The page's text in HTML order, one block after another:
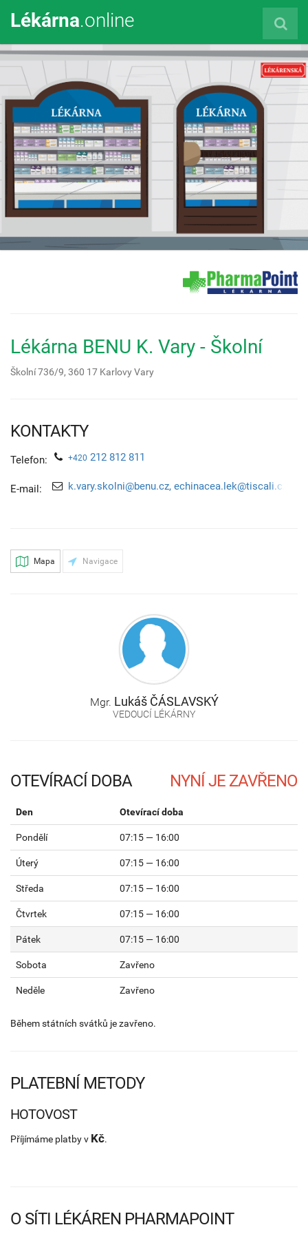
Lékárna.online
Lékárna BENU K. Vary - Školní
Školní 736/9, 360 17 Karlovy Vary
KONTAKTY
Telefon: +420 212 812 811
E-mail: k.vary.skolni@benu.cz, echinacea.lek@tiscali.cz
Mapa Navigace
Mgr. Lukáš ČÁSLAVSKÝ
VEDOUCÍ LÉKÁRNY
OTEVÍRACÍ DOBA
Den Otevírací doba
Pondělí 07:15 — 16:00
Úterý 07:15 — 16:00
Středa 07:15 — 16:00
Čtvrtek 07:15 — 16:00
Pátek 07:15 — 16:00
Sobota Zavřeno
Neděle Zavřeno
Během státních svátků je zavřeno.
PLATEBNÍ METODY
HOTOVOST
Příjímáme platby v Kč.
O SÍTI LÉKÁREN PHARMAPOINT